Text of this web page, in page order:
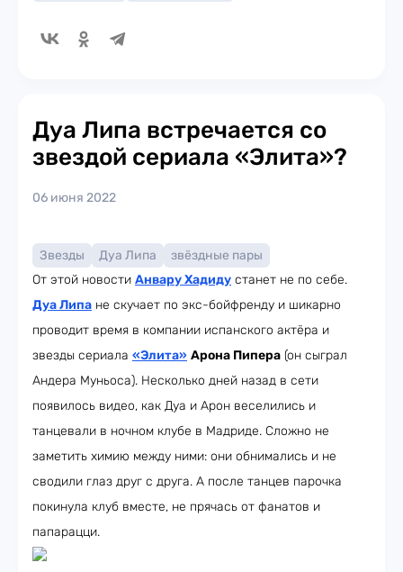
Дуа Липа встречается со
звездой сериала «Элита»?
06 июня 2022
Звезды Дуа Липа
звёздные пары
От этой новости Анвару Хадиду станет не по себе.
Дуа Липа не скучает по экс-бойфренду и шикарно
проводит время в компании испанского актёра и
звезды сериала «Элита» Арона Пипера (он сыграл
Андера Муньоса). Несколько дней назад в сети
появилось видео, как Дуа и Арон веселились и
танцевали в ночном клубе в Мадриде. Сложно не
заметить химию между ними: они обнимались и не
сводили глаз друг с друга. А после танцев парочка
покинула клуб вместе, не прячась от фанатов и
папарацци.